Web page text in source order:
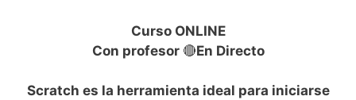
Curso ONLINE
Con profesor 🔴En Directo
Scratch es la herramienta ideal para iniciarse